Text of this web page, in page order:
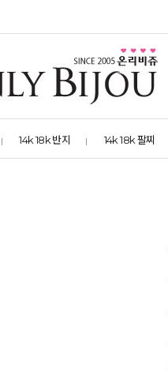
14k 18k 반지 14k 18k 팔찌